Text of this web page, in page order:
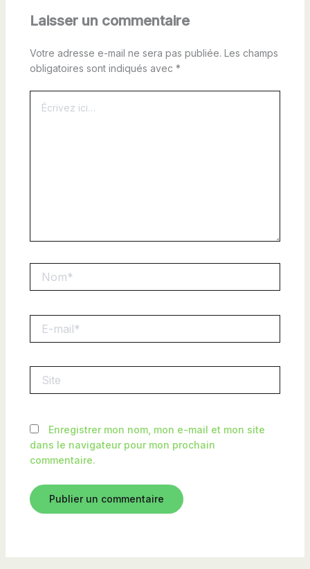
Laisser un commentaire
Votre adresse e-mail ne sera pas publiée. Les champs
obligatoires sont indiqués avec *
ici…
mail*
Enregistrer mon nom, mon e-mail et mon site
dans le navigateur pour mon prochain
commentaire.